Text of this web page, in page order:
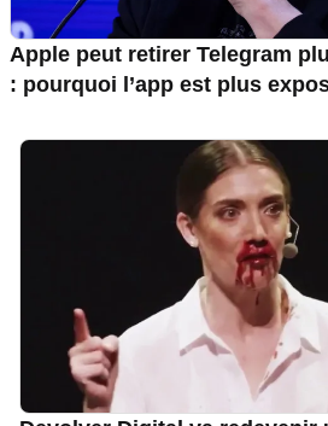
Apple peut retirer Telegram
: pourquoi l’app est plus